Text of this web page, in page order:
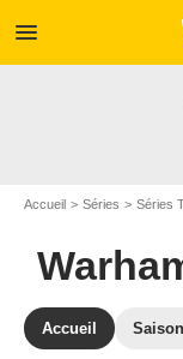
menu
Accueil Séries Séries
Accueil